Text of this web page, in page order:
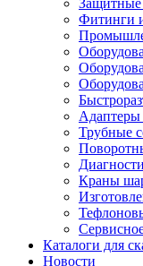
Фитинги
Адаптеры
Трубные
Краны
Каталоги для
Новости